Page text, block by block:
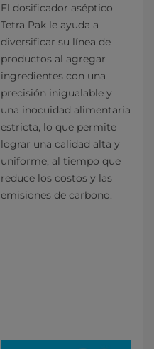
El dosificador aséptico
Tetra Pak le ayuda a
diversificar su línea de
productos al agregar
ingredientes con una
precisión inigualable y
una inocuidad alimentaria
estricta, lo que permite
lograr una calidad alta y
uniforme, al tiempo que
reduce los costos y las
emisiones de carbono.